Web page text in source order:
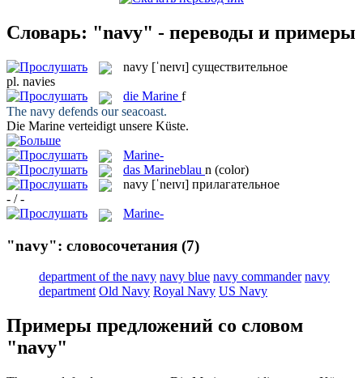
Словарь: "navy" - переводы и примеры
navy [ˈneɪvɪ] существительное
pl. navies
die Marine f
The navy defends our seacoast.
Die Marine verteidigt unsere Küste.
Marine-
das Marineblau n (color)
navy [ˈneɪvɪ] прилагательное
- / -
Marine-
"navy": словосочетания (7)
department of the navy navy blue navy commander navy
department Old Navy Royal Navy US Navy
Примеры предложений со словом
"navy"